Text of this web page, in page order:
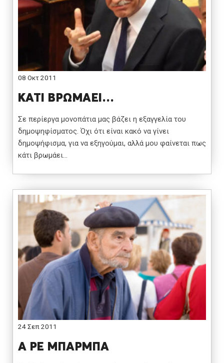
08 Οκτ 2011
ΚΑΤΙ ΒΡΩΜΑΕΙ…
Σε περίεργα μονοπάτια μας βάζει η εξαγγελία του
δημοψηφίσματος. Όχι ότι είναι κακό να γίνει
δημοψήφισμα, για να εξηγούμαι, αλλά μου φαίνεται πως
κάτι βρωμάει…
24 Σεπ 2011
Α ΡΕ ΜΠΑΡΜΠΑ